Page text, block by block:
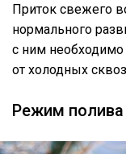
Приток свежего
нормального
с ним необходимо
от холодных
Режим полива